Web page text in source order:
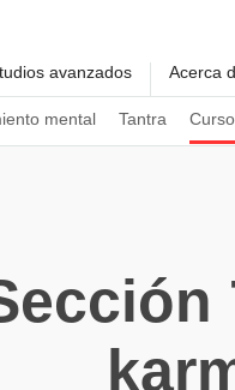
mental Tantra
avanzados Acerca